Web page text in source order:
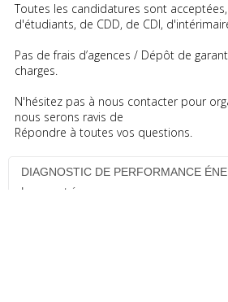
Toutes les candidatures sont
d'étudiants, de CDD, de CDI,
Pas de frais d’agences / Dépôt de
charges.
N'hésitez pas à nous contacter pour
nous serons ravis de
Répondre à toutes vos questions.
DIAGNOSTIC DE PERFORMANCE
Logement économe